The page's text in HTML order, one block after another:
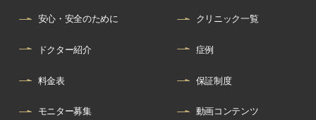
安心・安全のために クリニック一覧
ドクター紹介 症例
料金表 保証制度
モニター募集 動画コンテンツ